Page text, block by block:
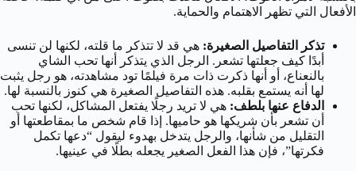
الأفعال التي تظهر الاهتمام والحماية.
تذكر التفاصيل الصغيرة: هي قد لا تتذكر ما قلته، لكنها لن تنسى
أبدًا كيف جعلتها تشعر. الرجل الذي يتذكر أنها تحب الشاي
بالنعناع، أو أنها ذكرت ذات مرة فيلمًا تود مشاهدته، هو رجل يثبت
لها أنه يستمع بقلبه. هذه التفاصيل الصغيرة هي كنوز بالنسبة لها.
الدفاع عنها بلطف: هي لا تريد رجلًا يفتعل المشاكل، لكنها تحب
أن تشعر بأن شريكها هو حاميها. إذا قام شخص ما بمقاطعتها أو
التقليل من شأنها، والرجل يتدخل بهدوء ليقول “دعها تكمل
فكرتها”، فإن هذا الفعل الصغير يجعله بطلًا في عينيها.